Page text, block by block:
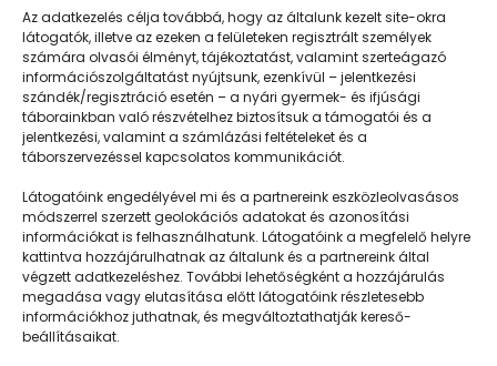
Az adatkezelés célja továbbá, hogy az általunk kezelt site-okra
látogatók, illetve az ezeken a felületeken regisztrált személyek
számára olvasói élményt, tájékoztatást, valamint szerteágazó
információszolgáltatást nyújtsunk, ezenkívül – jelentkezési
szándék/regisztráció esetén – a nyári gyermek- és ifjúsági
táborainkban való részvételhez biztosítsuk a támogatói és a
jelentkezési, valamint a számlázási feltételeket és a
táborszervezéssel kapcsolatos kommunikációt.
Látogatóink engedélyével mi és a partnereink eszközleolvasásos
módszerrel szerzett geolokációs adatokat és azonosítási
információkat is felhasználhatunk. Látogatóink a megfelelő helyre
kattintva hozzájárulhatnak az általunk és a partnereink által
végzett adatkezeléshez. További lehetőségként a hozzájárulás
megadása vagy elutasítása előtt látogatóink részletesebb
információkhoz juthatnak, és megváltoztathatják kereső-
beállításaikat.
Napközisgyerektábor.hu